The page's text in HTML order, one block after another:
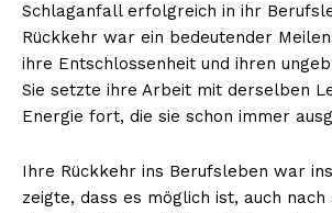
Schlaganfall erfolgreich in ihr
Rückkehr war ein bedeutender
ihre Entschlossenheit und ihren
Sie setzte ihre Arbeit mit derselben
Energie fort, die sie schon immer
Ihre Rückkehr ins Berufsleben war
zeigte, dass es möglich ist, auch nach